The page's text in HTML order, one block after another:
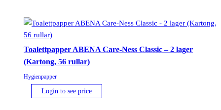
Toalettpapper ABENA Care-Ness Classic – 2 lager
(Kartong, 56 rullar)
Hygienpapper
Login to see price